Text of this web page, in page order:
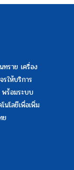
ทราย เครื่อง
ให้บริการ
พร้อมระบบ
โลยีเพื่อเพิ่ม
ย